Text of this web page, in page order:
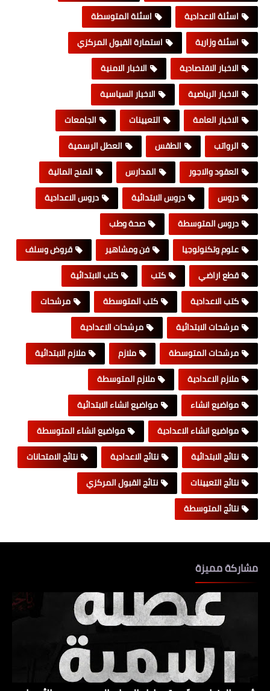
اسئلة الاعدادية
اسئلة المتوسطة
اسئلة وزارية
استمارة القبول المركزي
الاخبار الاقتصادية
الاخبار الامنية
الاخبار الرياضية
الاخبار السياسية
الاخبار العامة
التعيينات
الجامعات
الرواتب
الطقس
العطل الرسمية
العقود والاجور
المدارس
المنح المالية
دروس
دروس الابتدائية
دروس الاعدادية
دروس المتوسطة
صحة وطب
علوم وتكنولوجيا
فن ومشاهير
قروض وسلف
قطع اراضي
كتب
كتب الابتدائية
كتب الاعدادية
كتب المتوسطة
مرشحات
مرشحات الابتدائية
مرشحات الاعدادية
مرشحات المتوسطة
ملازم
ملازم الابتدائية
ملازم الاعدادية
ملازم المتوسطة
مواضيع انشاء
مواضيع انشاء الابتدائية
مواضيع انشاء الاعدادية
مواضيع انشاء المتوسطة
نتائج الابتدائية
نتائج الاعدادية
نتائج الامتحانات
نتائج التعيينات
نتائج القبول المركزي
نتائج المتوسطة
مشاركة مميزة